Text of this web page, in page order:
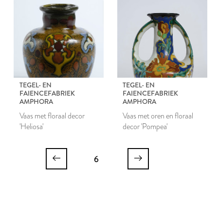
TEGEL- EN
FAIENCEFABRIEK
AMPHORA
Vaas met floraal decor
'Heliosa'
TEGEL- EN
FAIENCEFABRIEK
AMPHORA
Vaas met oren en floraal
decor 'Pompea'
6